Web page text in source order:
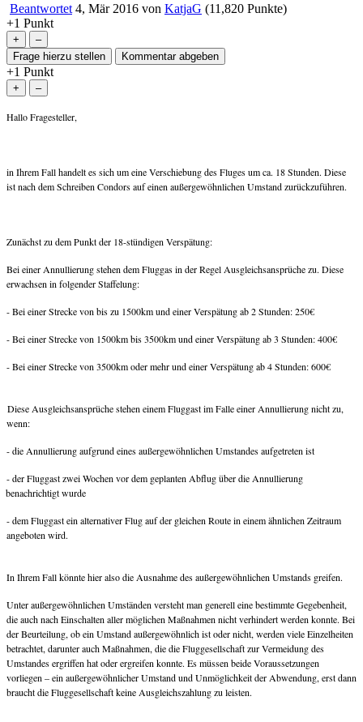
Beantwortet 4, Mär 2016 von KatjaG (11,820 Punkte)
+1 Punkt
+1 Punkt
Hallo Fragesteller,
in Ihrem Fall handelt es sich um eine Verschiebung des Fluges um ca. 18 Stunden. Diese
ist nach dem Schreiben Condors auf einen außergewöhnlichen Umstand zurückzuführen.
Zunächst zu dem Punkt der 18-stündigen Verspätung:
Bei einer Annullierung stehen dem Fluggas in der Regel Ausgleichsansprüche zu. Diese
erwachsen in folgender Staffelung:
- Bei einer Strecke von bis zu 1500km und einer Verspätung ab 2 Stunden: 250€
- Bei einer Strecke von 1500km bis 3500km und einer Verspätung ab 3 Stunden: 400€
- Bei einer Strecke von 3500km oder mehr und einer Verspätung ab 4 Stunden: 600€
Diese Ausgleichsansprüche stehen einem Fluggast im Falle einer Annullierung nicht zu,
wenn:
- die Annullierung aufgrund eines außergewöhnlichen Umstandes aufgetreten ist
- der Fluggast zwei Wochen vor dem geplanten Abflug über die Annullierung
benachrichtigt wurde
- dem Fluggast ein alternativer Flug auf der gleichen Route in einem ähnlichen Zeitraum
angeboten wird.
In Ihrem Fall könnte hier also die Ausnahme des außergewöhnlichen Umstands greifen.
Unter außergewöhnlichen Umständen versteht man generell eine bestimmte Gegebenheit,
die auch nach Einschalten aller möglichen Maßnahmen nicht verhindert werden konnte. Bei
der Beurteilung, ob ein Umstand außergewöhnlich ist oder nicht, werden viele Einzelheiten
betrachtet, darunter auch Maßnahmen, die die Fluggesellschaft zur Vermeidung des
Umstandes ergriffen hat oder ergreifen konnte. Es müssen beide Voraussetzungen
vorliegen – ein außergewöhnlicher Umstand und Unmöglichkeit der Abwendung, erst dann
braucht die Fluggesellschaft keine Ausgleichszahlung zu leisten.